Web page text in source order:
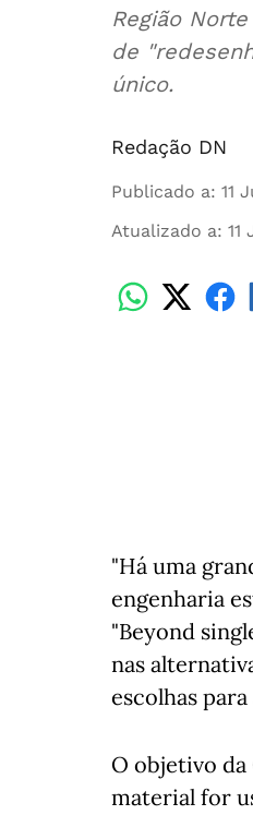
Região
de
único.
Redação DN
Publicado a: 11
Atualizado a: 11
"Há uma
engenharia
"Beyond
nas
escolhas
O objetivo da
material for